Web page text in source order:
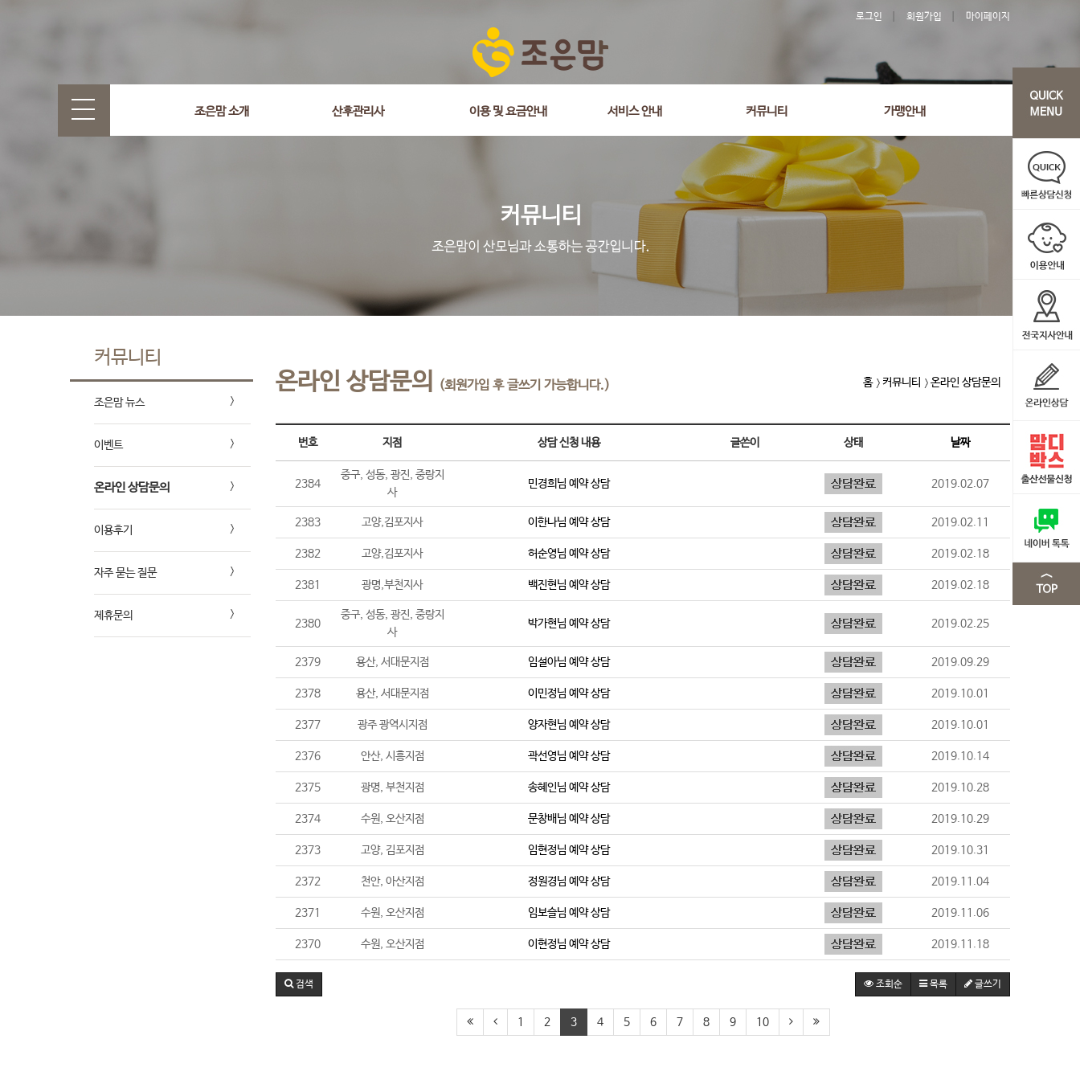
로그인 회원가입 마이페이지
조은맘 소개 산후관리사 이용 및 요금안내 서비스 안내 커뮤니티 가맹안내
커뮤니티
조은맘 뉴스
이벤트
온라인 상담문의
이용후기
자주 묻는 질문
제휴문의
온라인 상담문의 (회원가입 후 글쓰기 가능합니다.) 홈 커뮤니티 온라인 상담문의
번호 지점 상담 신청 내용 글쓴이 상태 날짜
2384
중구, 성동, 광진, 중랑지
사
민경희님 예약 상담 2019.02.07
2383 고양,김포지사 이한나님 예약 상담 2019.02.11
2382 고양,김포지사 허순영님 예약 상담 2019.02.18
2381 광명,부천지사 백진현님 예약 상담 2019.02.18
2380
중구, 성동, 광진, 중랑지
사
박가현님 예약 상담 2019.02.25
2379 용산, 서대문지점 임설아님 예약 상담 2019.09.29
2378 용산, 서대문지점 이민정님 예약 상담 2019.10.01
2377 광주 광역시지점 양자현님 예약 상담 2019.10.01
2376 안산, 시흥지점 곽선영님 예약 상담 2019.10.14
2375 광명, 부천지점 송혜인님 예약 상담 2019.10.28
2374 수원, 오산지점 문창배님 예약 상담 2019.10.29
2373 고양, 김포지점 임현정님 예약 상담 2019.10.31
2372 천안, 아산지점 정원경님 예약 상담 2019.11.04
2371 수원, 오산지점 임보슬님 예약 상담 2019.11.06
2370 수원, 오산지점 이현정님 예약 상담 2019.11.18
조회순 목록 글쓰기
검색
1 2 3 4 5 6 7 8 9 10